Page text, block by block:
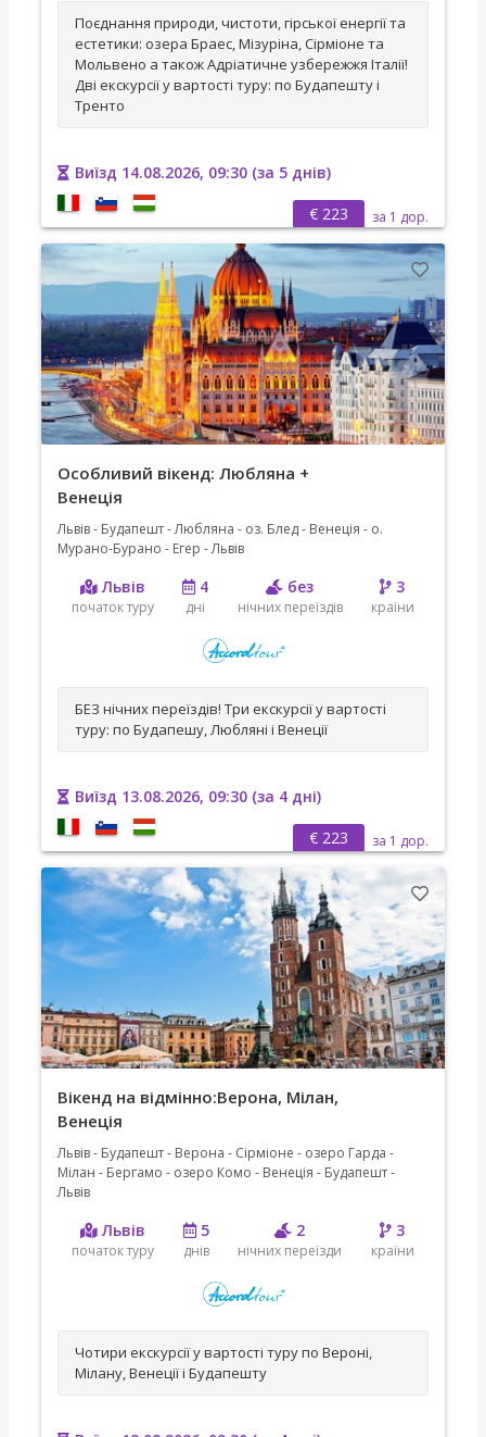
Поєднання природи, чистоти, гірської енергії та
естетики: озера Браес, Мізуріна, Сірміоне та
Мольвено а також Адріатичне узбережжя Італії!
Дві екскурсії у вартості туру: по Будапешту і
Тренто
Виїзд 14.08.2026, 09:30 (за 5 днів)
€ 223
за 1 дор.
Особливий вікенд: Любляна +
Венеція
Львів - Будапешт - Любляна - оз. Блед - Венеція - о.
Мурано-Бурано - Егер - Львів
Львів
початок туру
4
дні
без
нічних переїздів
3
країни
БЕЗ нічних переїздів! Три екскурсії у вартості
туру: по Будапешу, Любляні і Венеції
Виїзд 13.08.2026, 09:30 (за 4 дні)
€ 223
за 1 дор.
Вікенд на відмінно:Верона, Мілан,
Венеція
Львів - Будапешт - Верона - Сірміоне - озеро Гарда -
Мілан - Бергамо - озеро Комо - Венеція - Будапешт -
Львів
Львів
початок туру
5
днів
2
нічних переїзди
3
країни
Чотири екскурсії у вартості туру по Вероні,
Мілану, Венеції і Будапешту